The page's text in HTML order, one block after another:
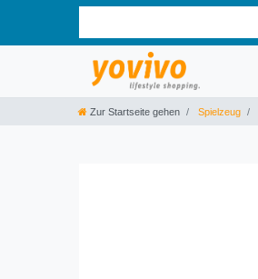
Zur Startseite gehen Spielzeug